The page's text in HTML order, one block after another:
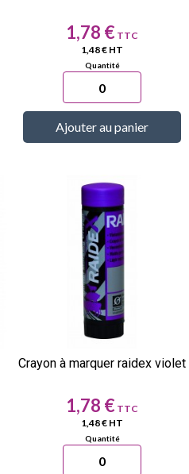
Prix
1,78 €
1,48 € HT
Ajouter au panier
Crayon à marquer raidex violet
Prix
1,78 €
1,48 € HT